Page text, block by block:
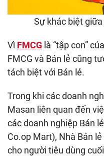
Sự khác biệt giữa
Vì FMCG là “tập con”
FMCG và Bán lẻ cũng
tách biệt với Bán lẻ.
Trong khi các doanh
Masan liên quan đến
các doanh nghiệp Bán
Co.op Mart), Nhà Bán
cho người tiêu dùng